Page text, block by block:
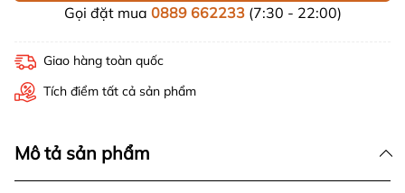
Gọi đặt mua 0889 662233(7:30 - 22:00)
Giao hàng toàn quốc
Tích điểm tất cả sản phẩm
Mô tả sản phẩm